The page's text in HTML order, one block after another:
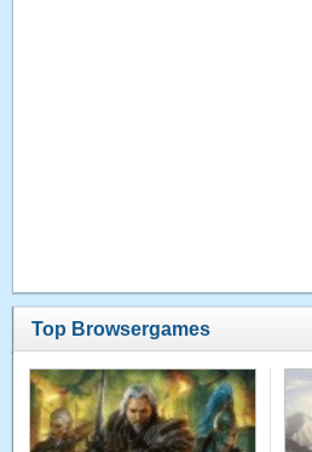
Top Browsergames